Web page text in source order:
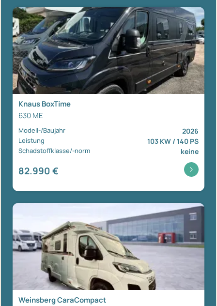
Knaus BoxTime
630 ME
Modell-/Baujahr 2026
Leistung 103 KW / 140 PS
Schadstoffklasse/-norm keine
82.990 €
Weinsberg CaraCompact